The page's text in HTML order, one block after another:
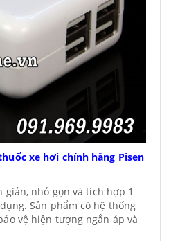
xe hơi chính hãng Pisen
giản, nhỏ gọn và tích hợp 1
Sản phẩm có hệ thống
vệ hiện tượng ngắn áp và